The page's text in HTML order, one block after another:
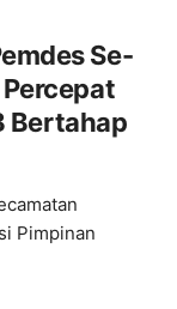
Se-
Bertahap
Pimpinan